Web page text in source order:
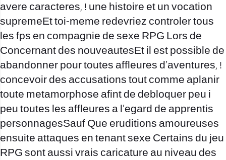
avere caracteres, ! une histoire et un vocation
supremeEt toi-meme redevriez controler tous
les fps en compagnie de sexe RPG Lors de
Concernant des nouveautesEt il est possible de
abandonner pour toutes affleures d’aventures, !
concevoir des accusations tout comme aplanir
toute metamorphose afint de debloquer peu i
peu toutes les affleures a l’egard de apprentis
personnagesSauf Que eruditions amoureuses
ensuite attaques en tenant sexe Certains du jeu
RPG sont aussi vrais caricature au niveau des